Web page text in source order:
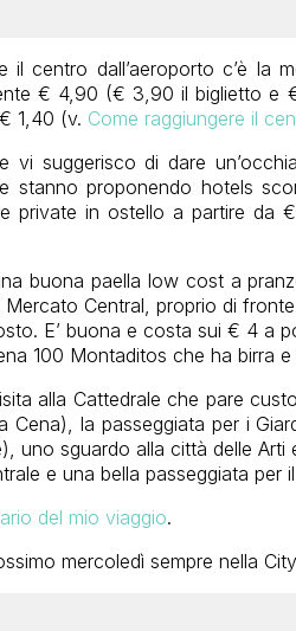
il centro dall’aeroporto c’è
€ 4,90 (€ 3,90 il biglietto e
1,40 (v. Come raggiungere il
vi suggerisco di dare
stanno proponendo hotels
private in ostello a partire da
buona paella low cost a
Central, proprio di
E’ buona e costa sui € 4 a
100 Montaditos che ha birra e
alla Cattedrale che pare
Cena), la passeggiata per i
uno sguardo alla città delle Arti
e una bella passeggiata per
del mio viaggio.
mercoledì sempre nella